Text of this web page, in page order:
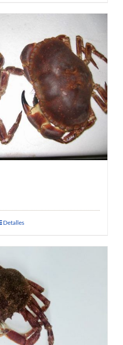
Detalles